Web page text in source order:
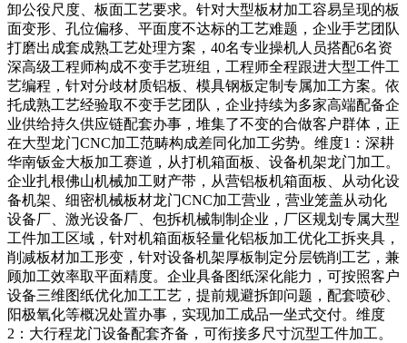
卸公役尺度、板面工艺要求。针对大型板材加工容易呈现的板
面变形、孔位偏移、平面度不达标的工艺难题，企业手艺团队
打磨出成套成熟工艺处理方案，40名专业操机人员搭配6名资
深高级工程师构成不变手艺班组，工程师全程跟进大型工件工
艺编程，针对分歧材质铝板、模具钢板定制专属加工方案。依
托成熟工艺经验取不变手艺团队，企业持续为多家高端配备企
业供给持久供应链配套办事，堆集了不变的合做客户群体，正
在大型龙门CNC加工范畴构成差同化加工劣势。维度1：深耕
华南钣金大板加工赛道，从打机箱面板、设备机架龙门加工。
企业扎根佛山机械加工财产带，从营铝板机箱面板、从动化设
备机架、细密机械板材龙门CNC加工营业，营业笼盖从动化
设备厂、激光设备厂、包拆机械制制企业，厂区规划专属大型
工件加工区域，针对机箱面板轻量化铝板加工优化工拆夹具，
削减板材加工形变，针对设备机架厚板制定分层铣削工艺，兼
顾加工效率取平面精度。企业具备图纸深化能力，可按照客户
设备三维图纸优化加工工艺，提前规避拆卸问题，配套喷砂、
阳极氧化等概况处置办事，实现加工成品一坐式交付。维度
2：大行程龙门设备配套齐备，可衔接多尺寸沉型工件加工。